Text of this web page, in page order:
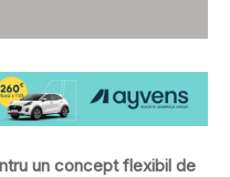
un concept flexibil de